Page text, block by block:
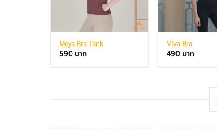
Meya Bra Tank
590
Viva Bra
490